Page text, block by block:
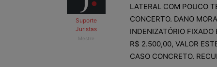
Suporte
Juristas
Mestre
LATERAL COM POUCO
CONCERTO. DANO
INDENIZATÓRIO
R$ 2.500,00, VALOR
CASO CONCRETO.